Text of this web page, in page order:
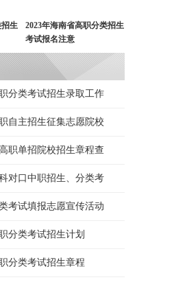
招生
2023年海南省高职分类招生
考试报名注意
分类考试招生录取工作
自主招生征集志愿院校
职单招院校招生章程查
对口中职招生、分类考
考试填报志愿宣传活动
分类考试招生计划
分类考试招生章程